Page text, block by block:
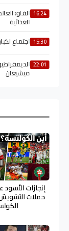
16:24 الفاو:
الغذائية
15:30 اجتماع
22:01
ميشيغان
إنجازات
حملات